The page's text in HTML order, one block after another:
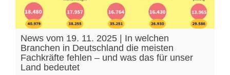
News vom 19. 11. 2025 | In welchen
Branchen in Deutschland die meisten
Fachkräfte fehlen – und was das für unser
Land bedeutet